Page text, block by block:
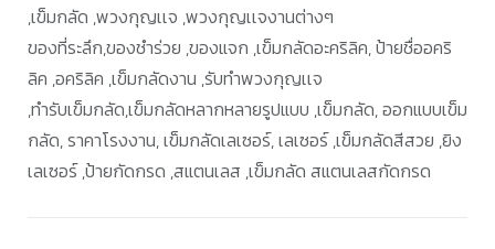
,เข็มกลัด ,พวงกุญเเจ ,พวงกุญเเจงานต่างๆ
ของที่ระลึก,ของชำร่วย ,ของแจก ,เข็มกลัดอะคริลิค, ป้ายชื่ออคริ
ลิค ,อคริลิค ,เข็มกลัดงาน ,รับทำพวงกุญเเจ
,ทำรับเข็มกลัด,เข็มกลัดหลากหลายรูปแบบ ,เข็มกลัด, ออกแบบเข็ม
กลัด, ราคาโรงงาน, เข็มกลัดเลเซอร์, เลเซอร์ ,เข็มกลัดสีสวย ,ยิง
เลเซอร์ ,ป้ายกัดกรด ,สแตนเลส ,เข็มกลัด สแตนเลสกัดกรด